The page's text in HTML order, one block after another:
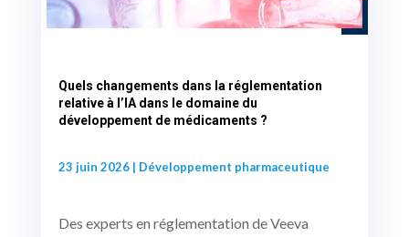
Quels changements dans la réglementation
relative à l’IA dans le domaine du
développement de médicaments ?
23 juin 2026| Développement pharmaceutique
Des experts en réglementation de Veeva